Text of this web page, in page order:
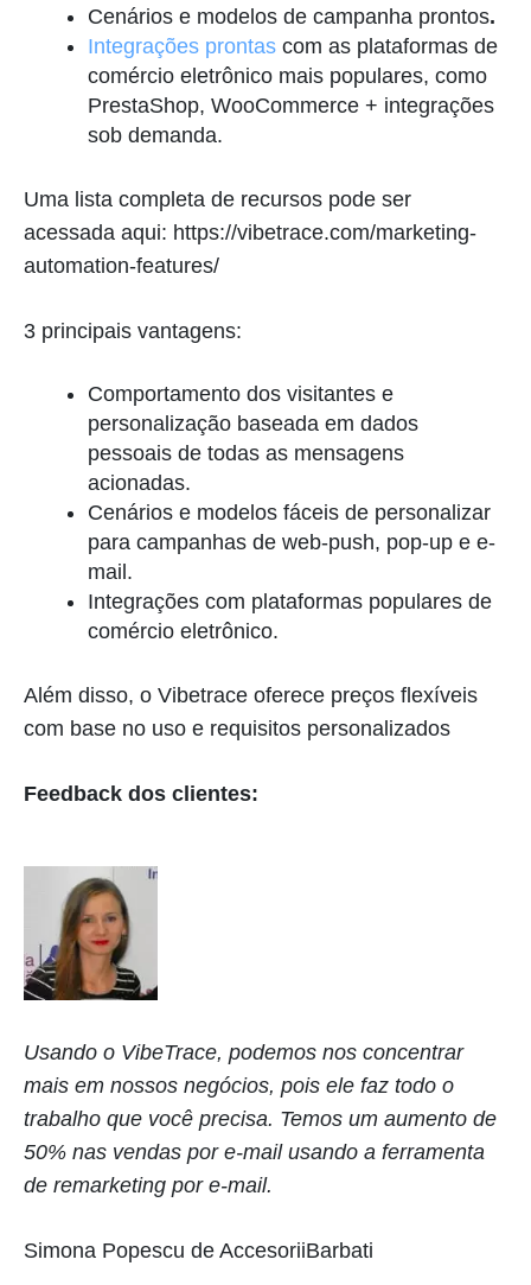
Cenários e modelos de campanha prontos.
Integrações prontas com as plataformas de
comércio eletrônico mais populares, como
PrestaShop, WooCommerce + integrações
sob demanda.
Uma lista completa de recursos pode ser
acessada aqui: https://vibetrace.com/marketing-
automation-features/
3 principais vantagens:
Comportamento dos visitantes e
personalização baseada em dados
pessoais de todas as mensagens
acionadas.
Cenários e modelos fáceis de personalizar
para campanhas de web-push, pop-up e e-
mail.
Integrações com plataformas populares de
comércio eletrônico.
Além disso, o Vibetrace oferece preços flexíveis
com base no uso e requisitos personalizados
Feedback dos clientes:
Usando o VibeTrace, podemos nos concentrar
mais em nossos negócios, pois ele faz todo o
trabalho que você precisa. Temos um aumento de
50% nas vendas por e-mail usando a ferramenta
de remarketing por e-mail.
Simona Popescu de AccesoriiBarbati